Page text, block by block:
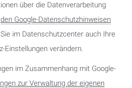
über die Datenverarbeitung
den Google-Datenschutzhinweisen
im Datenschutzcenter auch Ihre
Einstellungen verändern.
im Zusammenhang mit Google-
zur Verwaltung der eigenen